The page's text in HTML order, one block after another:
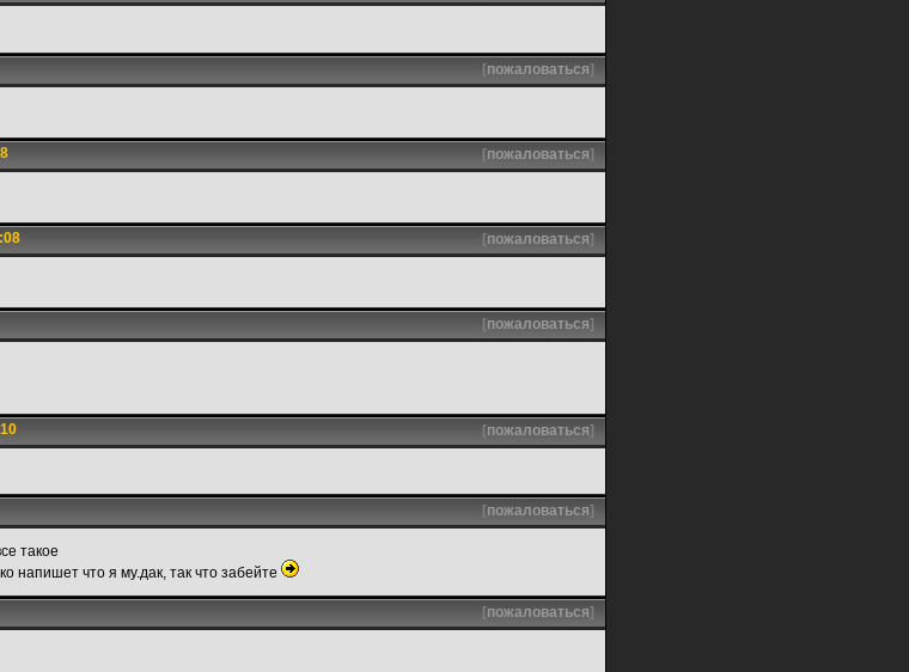
[пожаловаться]
[пожаловаться]
[пожаловаться]
[пожаловаться]
[пожаловаться]
[пожаловаться]
такое
напишет что я му.дак, так что забейте
[пожаловаться]